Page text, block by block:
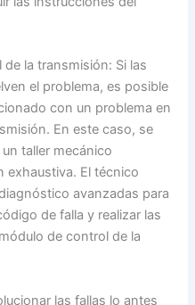
la transmisión: Si las
el problema, es posible
con un problema en
En este caso, se
taller mecánico
exhaustiva. El técnico
avanzadas para
de falla y realizar las
de control de la
las fallas lo antes